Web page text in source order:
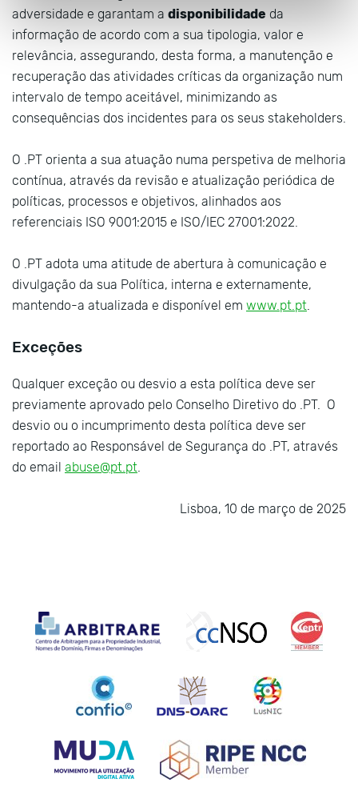
adversidade e garantam a disponibilidade da
informação de acordo com a sua tipologia, valor e
relevância, assegurando, desta forma, a manutenção e
recuperação das atividades críticas da organização num
intervalo de tempo aceitável, minimizando as
consequências dos incidentes para os seus stakeholders.
O .PT orienta a sua atuação numa perspetiva de melhoria
contínua, através da revisão e atualização periódica de
políticas, processos e objetivos, alinhados aos
referenciais ISO 9001:2015 e ISO/IEC 27001:2022.
O .PT adota uma atitude de abertura à comunicação e
divulgação da sua Política, interna e externamente,
mantendo-a atualizada e disponível em www.pt.pt.
Exceções
Qualquer exceção ou desvio a esta política deve ser
previamente aprovado pelo Conselho Diretivo do .PT. O
desvio ou o incumprimento desta política deve ser
reportado ao Responsável de Segurança do .PT, através
do email abuse@pt.pt.
Lisboa, 10 de março de 2025